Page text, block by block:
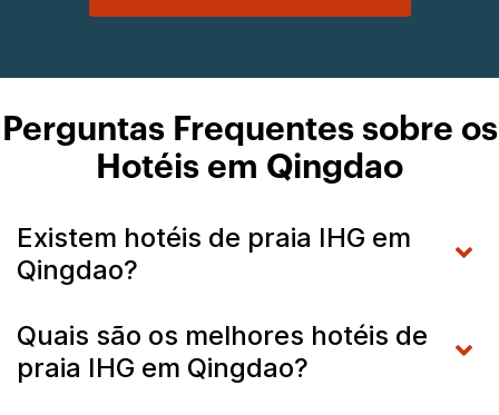
Perguntas Frequentes sobre os
Hotéis em Qingdao
Existem hotéis de praia IHG em
Qingdao?
Quais são os melhores hotéis de
praia IHG em Qingdao?